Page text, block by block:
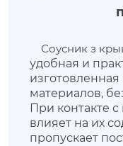
Соусник з
удобная и
материалов,
При контакте
влияет на их
пропускает